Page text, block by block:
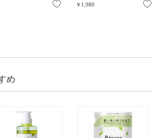
お気に入り
￥1,980
め